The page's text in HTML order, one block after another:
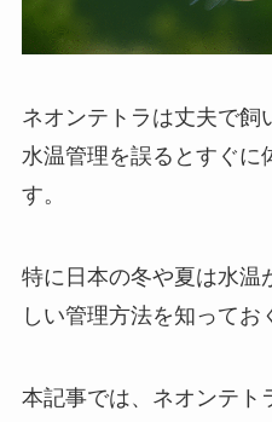
ネオンテトラは丈夫で飼
水温管理を誤るとすぐに
す。
特に日本の冬や夏は水温
しい管理方法を知ってお
本記事では、ネオンテト